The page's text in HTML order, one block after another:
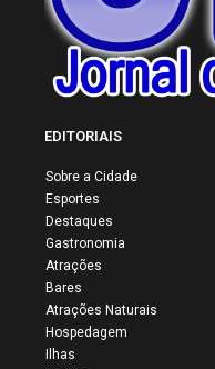
EDITORIAIS
Sobre a Cidade
Esportes
Destaques
Gastronomia
Atrações
Bares
Atrações Naturais
Hospedagem
Ilhas